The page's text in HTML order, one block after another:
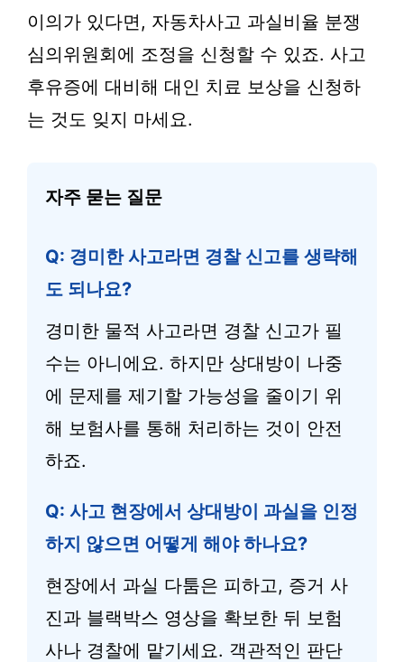
이의가 있다면, 자동차사고 과실비율 분쟁
심의위원회에 조정을 신청할 수 있죠. 사고
후유증에 대비해 대인 치료 보상을 신청하
는 것도 잊지 마세요.
자주 묻는 질문
Q: 경미한 사고라면 경찰 신고를 생략해
도 되나요?
경미한 물적 사고라면 경찰 신고가 필
수는 아니에요. 하지만 상대방이 나중
에 문제를 제기할 가능성을 줄이기 위
해 보험사를 통해 처리하는 것이 안전
하죠.
Q: 사고 현장에서 상대방이 과실을 인정
하지 않으면 어떻게 해야 하나요?
현장에서 과실 다툼은 피하고, 증거 사
진과 블랙박스 영상을 확보한 뒤 보험
사나 경찰에 맡기세요. 객관적인 판단